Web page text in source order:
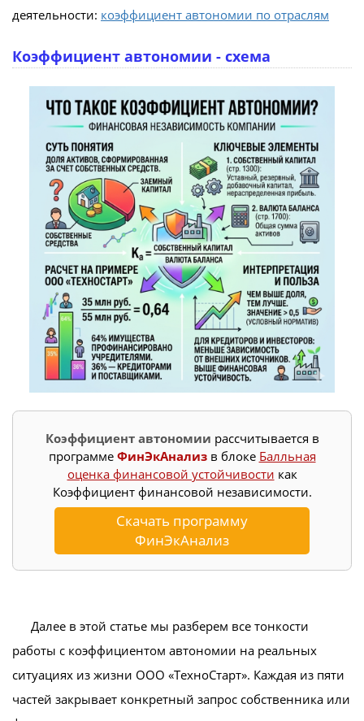
деятельности: коэффициент автономии по отраслям
Коэффициент автономии - схема
Коэффициент автономии рассчитывается в
программе ФинЭкАнализв блоке Балльная
оценка финансовой устойчивости как
Коэффициент финансовой независимости.
Скачать программу
ФинЭкАнализ
Далее в этой статье мы разберем все тонкости
работы с коэффициентом автономии на реальных
ситуациях из жизни ООО «ТехноСтарт». Каждая из пяти
частей закрывает конкретный запрос собственника или